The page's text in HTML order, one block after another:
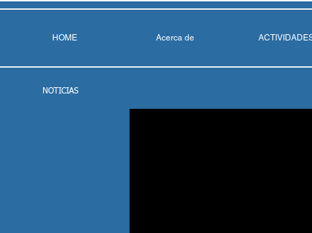
HOME Acerca de
NOTICIAS